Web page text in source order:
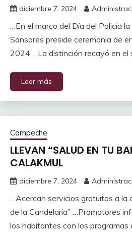
diciembre 7, 2024
…En el marco del Día del Policía
Sansores preside ceremonia de
2024 …La distinción recayó en el
Leer más
Campeche
LLEVAN “SALUD EN TU
CALAKMUL
diciembre 7, 2024
…Acercan servicios gratuitos a la
de la Candelaria” …Promotores
los habitantes con los programas